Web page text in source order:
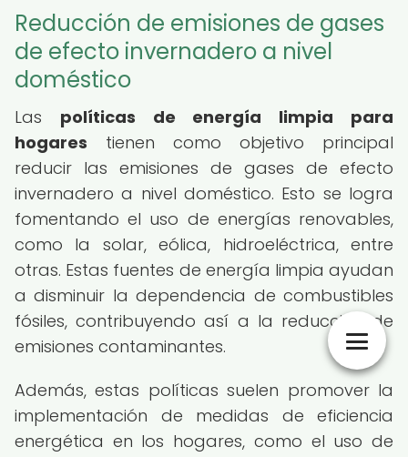
Reducción de emisiones de gases
de efecto invernadero a nivel
doméstico
Las políticas de energía limpia para
hogares tienen como objetivo principal
reducir las emisiones de gases de efecto
invernadero a nivel doméstico. Esto se logra
fomentando el uso de energías renovables,
como la solar, eólica, hidroeléctrica, entre
otras. Estas fuentes de energía limpia ayudan
a disminuir la dependencia de combustibles
fósiles, contribuyendo así a la reducción de
emisiones contaminantes.
Además, estas políticas suelen promover la
implementación de medidas de eficiencia
energética en los hogares, como el uso de